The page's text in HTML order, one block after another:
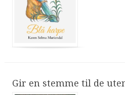
Gir en stemme til de